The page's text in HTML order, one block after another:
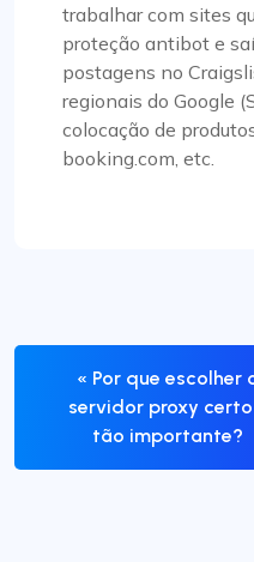
trabalhar com sites
proteção antibot e
postagens no
regionais do Google
colocação de
booking.com, etc.
« Por que escolher
servidor proxy certo
tão importante?